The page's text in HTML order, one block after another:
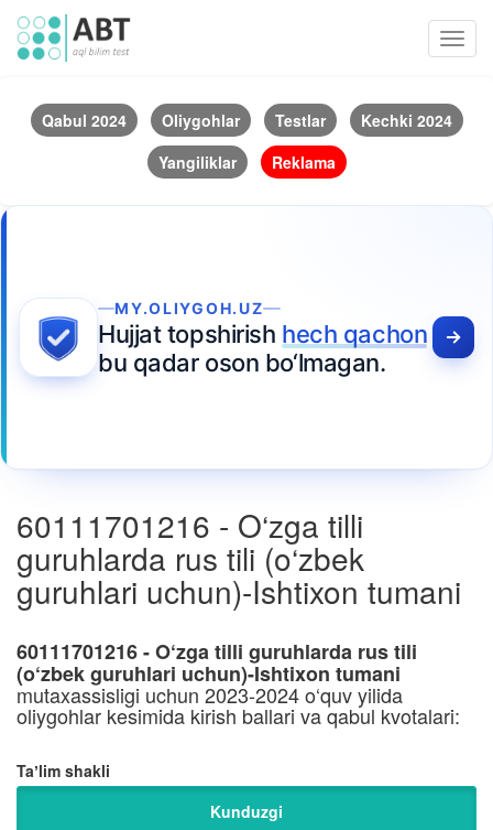
Qabul 2024 Oliygohlar Testlar
Kechki 2024
Yangiliklar
Reklama
MY.OLIYGOH.UZ
Hujjat topshirish hech qachon
bu qadar oson bo‘lmagan.
60111701216 - O‘zga tilli
guruhlarda rus tili (o‘zbek
guruhlari uchun)-Ishtixon tumani
60111701216 - O‘zga tilli guruhlarda rus tili
(o‘zbek guruhlari uchun)-Ishtixon tumani
mutaxassisligi uchun 2023-2024 o‘quv yilida
oliygohlar kesimida kirish ballari va qabul kvotalari:
Taʼlim shakli
Kunduzgi